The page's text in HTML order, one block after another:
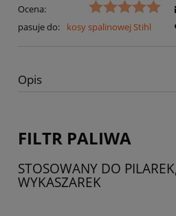
Ocena:
pasuje do:
kosy spalinowej Stihl
Opis
FILTR PALIWA
STOSOWANY DO
WYKASZAREK